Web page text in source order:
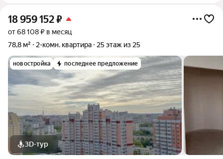
18 959 152₽
от 68 108 ₽ в месяц
78,8 м²
2-комн. квартира 25 этаж из 25
новостройка последнее предложение
3D-тур